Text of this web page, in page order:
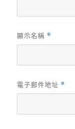
顯示名稱 *
電子郵件地址 *